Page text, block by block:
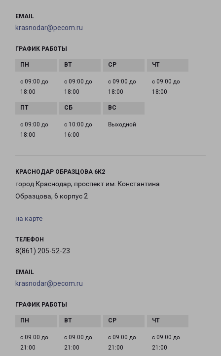
EMAIL
krasnodar@pecom.ru
ГРАФИК РАБОТЫ
с 09:00 до
18:00
с 09:00 до
18:00
с 09:00 до
18:00
с 09:00 до
18:00
с 09:00 до
18:00
с 10:00 до
16:00
Выходной
КРАСНОДАР ОБРАЗЦОВА 6К2
город Краснодар, проспект им. Константина
Образцова, 6 корпус 2
на карте
ТЕЛЕФОН
8(861) 205-52-23
EMAIL
krasnodar@pecom.ru
ГРАФИК РАБОТЫ
с 09:00 до
21:00
с 09:00 до
21:00
с 09:00 до
21:00
с 09:00 до
21:00